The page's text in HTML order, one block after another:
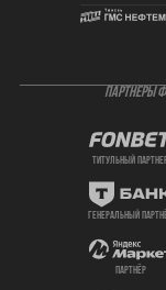
ПАРТНЕРЫ
титульный
генеральный
партнёр